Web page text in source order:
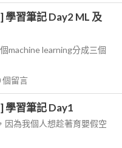
習筆記 Day2 ML 及
machine learning分成三個
個留言
學習筆記 Day1
因為我個人想趁著育嬰假空